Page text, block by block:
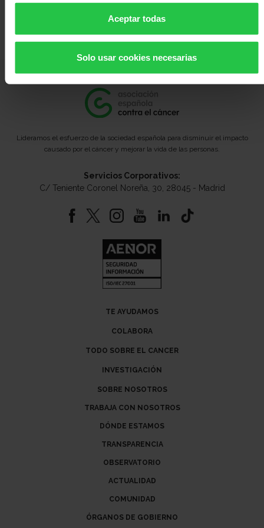
Aceptar todas
Solo usar cookies necesarias
ofrecer una respuesta más completa y
adaptada a las necesidades de la población a la
que atienden.
Lideramos el esfuerzo de la sociedad española para disminuir el impacto
causado por el cáncer y mejorar la vida de las personas.
Servicios Corporativos:
C/ Teniente Coronel Noreña, 30, 28045 - Madrid
TE AYUDAMOS
COLABORA
TODO SOBRE EL CANCER
INVESTIGACIÓN
SOBRE NOSOTROS
TRABAJA CON NOSOTROS
DÓNDE ESTAMOS
TRANSPARENCIA
OBSERVATORIO
ACTUALIDAD
COMUNIDAD
ÓRGANOS DE GOBIERNO